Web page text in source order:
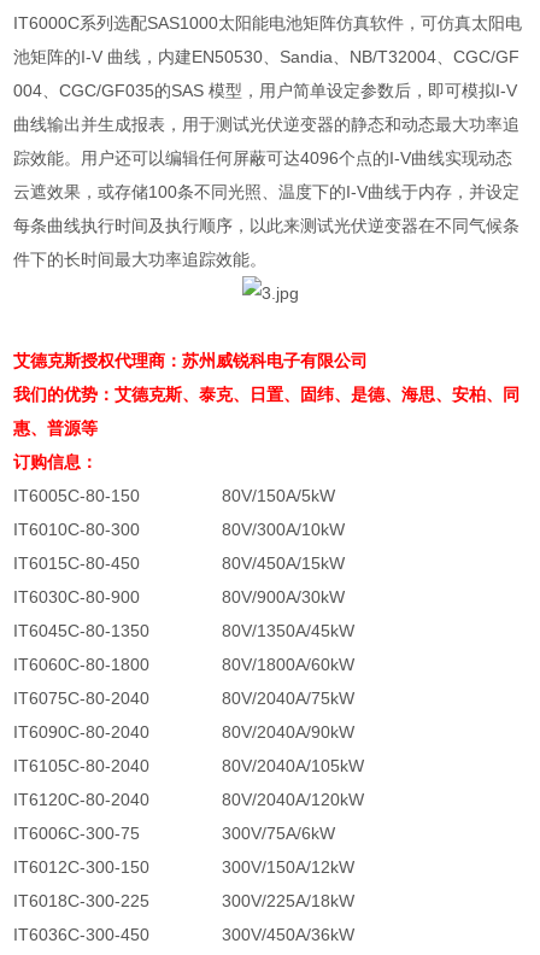
IT6000C系列选配SAS1000太阳能电池矩阵仿真软件，可仿真太阳电
池矩阵的I-V 曲线，内建EN50530 Sandia NB/T32004 、CGC/GF
004 、CGC/GF035的SAS模型，用户简单设定参数后，即可模拟I-V
曲线输出并生成报表，用于测试光伏逆变器的静态和动态最大功率追
踪效能。用户还可以编辑任何屏蔽可达4096个点的I-V曲线实现动态
云遮效果，或存储100条不同光照、温度下的I-V曲线于内存，并设定
每条曲线执行时间及执行顺序，以此来测试光伏逆变器在不同气候条
件下的长时间最大功率追踪效能。
艾德克斯授权代理商：苏州威锐科电子有限公司
我们的优势：艾德克斯、泰克、日置、固纬、是德、海思、安柏、同
惠、普源等
订购信息：
IT6005C-80-150
80V/150A/5kW
IT6010C-80-300
80V/300A/10kW
IT6015C-80-450
80V/450A/15kW
IT6030C-80-900
80V/900A/30kW
IT6045C-80-1350
80V/1350A/45kW
IT6060C-80-1800
80V/1800A/60kW
IT6075C-80-2040
80V/2040A/75kW
IT6090C-80-2040
80V/2040A/90kW
IT6105C-80-2040
80V/2040A/105kW
IT6120C-80-2040
80V/2040A/120kW
IT6006C-300-75
300V/75A/6kW
IT6012C-300-150
300V/150A/12kW
IT6018C-300-225
300V/225A/18kW
IT6036C-300-450
300V/450A/36kW